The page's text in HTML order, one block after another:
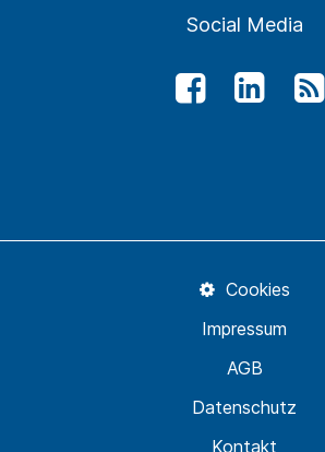
Social Media
Kontakt
Datenschutz
AGB
Impressum
Cookies